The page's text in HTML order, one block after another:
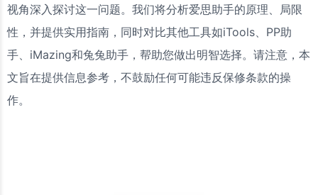
视角深入探讨这一问题。我们将分析爱思助手的原理、局限
性，并提供实用指南，同时对比其他工具如iTools、PP助
手、iMazing和兔兔助手，帮助您做出明智选择。请注意，本
文旨在提供信息参考，不鼓励任何可能违反保修条款的操
作。